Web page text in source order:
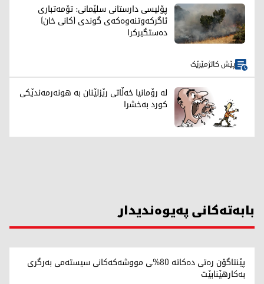
پۆلیسی دارستانی سلێمانی: تۆمەتباری
ئاگرکەوتنەوەکەی گوندی (کانی خان)
دەستگیرکرا
پێش کاتژمێرێک
لە رۆمانیا خەڵاتی رێزلێنان بە هونەرمەندێکی
کورد بەخشرا
بابەتەکانی پەیوەندیدار
پێنتاگۆن رەتی دەکاتە 80%ـی مووشەکەکانی سیستەمی بەرگری
بەکارهێنابێت